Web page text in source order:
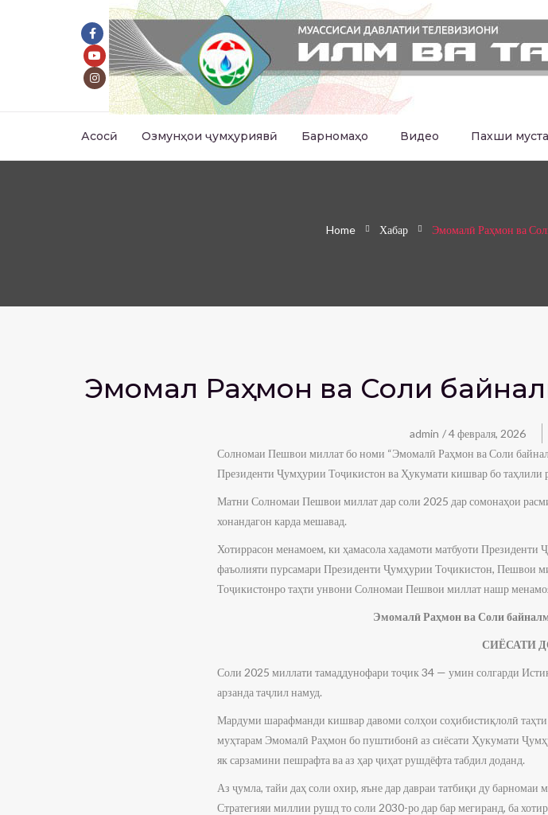
Асосӣ Озмунҳои ҷумҳуриявӣ Барномаҳо Видео Пахши
Home Хабар Эмомалӣ Раҳмон ва
Эмомалӣ Раҳмон ва Соли
admin /4 февраля, 2026
Солномаи Пешвои миллат бо номи “Эмомалӣ Раҳмон ва Соли
Президенти Ҷумҳурии Тоҷикистон ва Ҳукумати кишвар бо
Матни Солномаи Пешвои миллат дар соли 2025 дар сомонаҳои
хонандагон карда мешавад.
Хотиррасон менамоем, ки ҳамасола хадамоти матбуоти
фаъолияти пурсамари Президенти Ҷумҳурии Тоҷикистон, Пешвои
Тоҷикистонро таҳти унвони Солномаи Пешвои миллат нашр
Эмомалӣ Раҳмон ва Соли
СИЁСАТИ
Соли 2025 миллати тамаддунофари тоҷик 34 — умин солгарди
арзанда таҷлил намуд.
Мардуми шарафманди кишвар давоми солҳои соҳибистиқлолӣ
муҳтарам Эмомалӣ Раҳмон бо пуштибонӣ аз сиёсати Ҳукумати
як сарзамини пешрафта ва аз ҳар ҷиҳат рушдёфта табдил доданд.
Аз ҷумла, тайи даҳ соли охир, яъне дар давраи татбиқи ду
Стратегияи миллии рушд то соли 2030-ро дар бар мегиранд, ба